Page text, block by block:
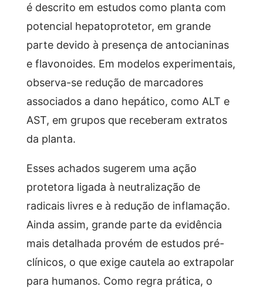
é descrito em estudos como planta com
potencial hepatoprotetor, em grande
parte devido à presença de antocianinas
e flavonoides. Em modelos experimentais,
observa-se redução de marcadores
associados a dano hepático, como ALT e
AST, em grupos que receberam extratos
da planta.
Esses achados sugerem uma ação
protetora ligada à neutralização de
radicais livres e à redução de inflamação.
Ainda assim, grande parte da evidência
mais detalhada provém de estudos pré-
clínicos, o que exige cautela ao extrapolar
para humanos. Como regra prática, o